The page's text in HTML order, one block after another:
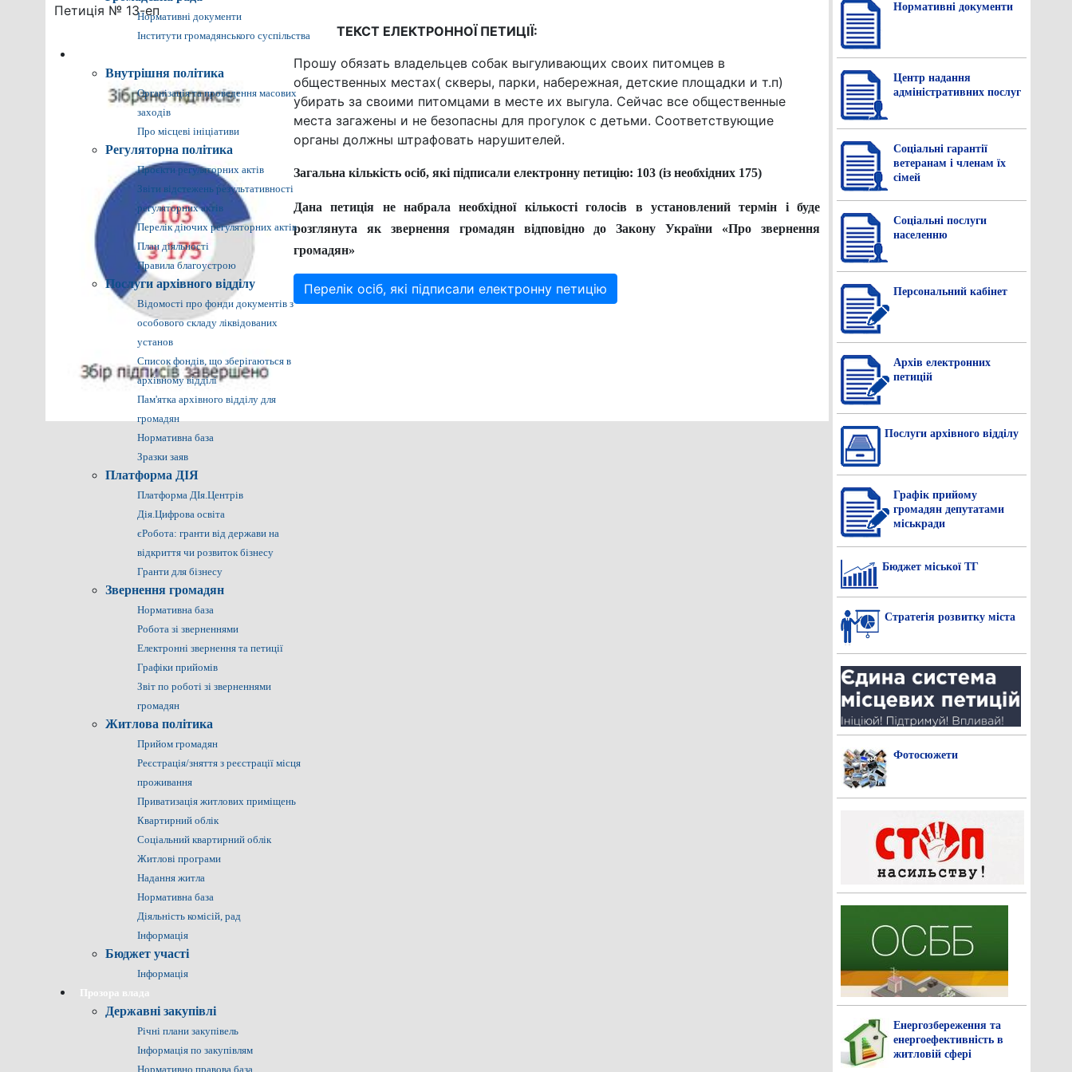
Нормативні документи
Інститути громадянського суспільства
Внутрішня політика
Організація та проведення масових
заходів
Про місцеві ініціативи
Регуляторна політика
Проєкти регуляторних актів
Звіти відстежень результативності
регуляторних актів
Перелік діючих регуляторних актів
План діяльності
Правила благоустрою
Послуги архівного відділу
Відомості про фонди документів з
особового складу ліквідованих
установ
Список фондів, що зберігаються в
архівному відділі
Пам'ятка архівного відділу для
громадян
Нормативна база
Зразки заяв
Платформа ДІЯ
Платформа ДІя.Центрів
Дія.Цифрова освіта
єРобота: гранти від держави на
відкриття чи розвиток бізнесу
Гранти для бізнесу
Звернення громадян
Нормативна база
Робота зі зверненнями
Електронні звернення та петиції
Графіки прийомів
Звіт по роботі зі зверненнями
громадян
Житлова політика
Прийом громадян
Реєстрація/зняття з реєстрації місця
проживання
Приватизація житлових приміщень
Квартирний облік
Соціальний квартирний облік
Житлові програми
Надання житла
Нормативна база
Діяльність комісій, рад
Інформація
Бюджет участі
Інформація
Прозора влада
Державні закупівлі
Річні плани закупівель
Інформація по закупівлям
Нормативно правова база
Петиція № 13-еп
ТЕКСТ ЕЛЕКТРОННОЇ ПЕТИЦІЇ:
Прошу обязать владельцев собак выгуливающих своих питомцев в
общественных местах( скверы, парки, набережная, детские площадки и т.п)
убирать за своими питомцами в месте их выгула. Сейчас все общественные
места загажены и не безопасны для прогулок с детьми. Соответствующие
органы должны штрафовать нарушителей.
Загальна кількість осіб, які підписали електронну петицію: 103 (із необхідних 175)
Дана петиція не набрала необхідної кількості голосів в установлений термін і буде
розглянута як звернення громадян відповідно до Закону України «Про звернення
громадян»
Перелік осіб, які підписали електронну петицію
Нормативнi документи
Центр надання
адміністративних послуг
Соціальні гарантії
ветеранам і членам їх
сімей
Соціальні послуги
населенню
Персональний кабінет
Архів електронних
петицій
Послуги архівного відділу
Графік прийому
громадян депутатами
міськради
Бюджет міської ТГ
Стратегія розвитку міста
Фотосюжети
Енергозбереження та
енергоефективність в
житловій сфері